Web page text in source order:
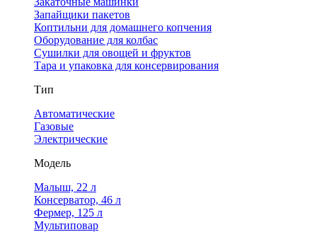
Запайщики пакетов
Коптильни для домашнего копчения
Оборудование для колбас
Сушилки для овощей и фруктов
Тара и упаковка для консервирования
Тип
Автоматические
Газовые
Электрические
Модель
Малыш, 22 л
Консерватор, 46 л
Фермер, 125 л
Мультиповар